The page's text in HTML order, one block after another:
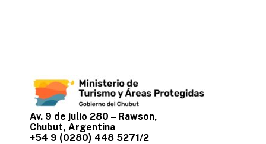
Av. 9 de julio 280 – Rawson,
Chubut, Argentina
+54 9 (0280) 448 5271/2